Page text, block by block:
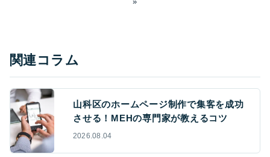
関連コラム
山科区のホームページ制作で集客を成功
させる！MEHの専門家が教えるコツ
2026.08.04